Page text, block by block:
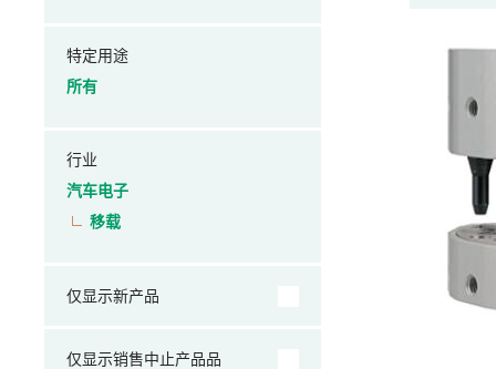
特定用途
所有
行业
汽车电子
移载
仅显示新产品
仅显示销售中止产品品